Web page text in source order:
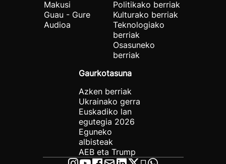
Makusi
Guau - Gure
Audioa
Politikako berriak
Kulturako berriak
Teknologiako
berriak
Osasuneko
berriak
Gaurkotasuna
Azken berriak
Ukrainako gerra
Euskadiko lan
egutegia 2026
Eguneko
albisteak
AEB eta Trump